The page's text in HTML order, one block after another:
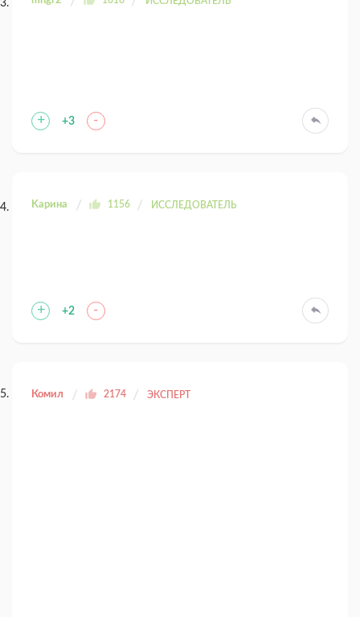
+ +3 -
Kaрина 1156 ИССЛЕДОВАТЕЛЬ
+ +2 -
Комил 2174 ЭКСПЕРТ